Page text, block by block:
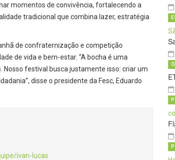
momentos de convivência, fortalecendo a
tradicional que combina lazer, estratégia
de confraternização e competição
de vida e bem-estar. “A bocha é uma
festival busca justamente isso: criar um
disse o presidente da Fesc, Eduardo
ivan-lucas